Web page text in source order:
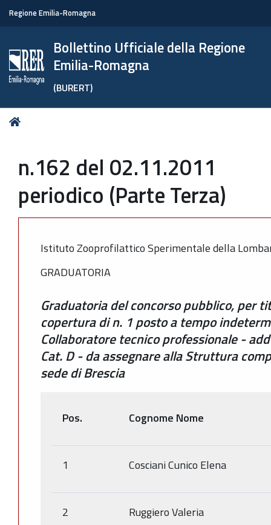
Regione Emilia-Romagna
Bollettino Ufficiale della Regione
Emilia-Romagna
(BURERT)
Tu
n.162 del 02.11.2011
periodico (Parte Terza)
Istituto Zooprofilattico Sperimentale della
GRADUATORIA
Graduatoria del concorso pubblico, per
copertura di n. 1 posto a tempo
Collaboratore tecnico professionale -
Cat. D - da assegnare alla Struttura
sede di Brescia
Pos. Cognome Nome
1 Cosciani Cunico Elena
2 Ruggiero Valeria